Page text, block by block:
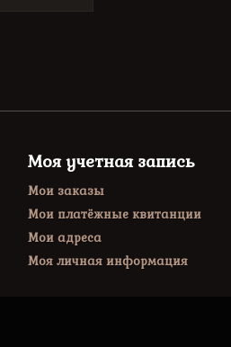
Моя учетная запись
Мои заказы
Мои платёжные квитанции
Мои адреса
Моя личная информация